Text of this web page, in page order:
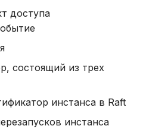
DROP TABLE
GRANT
доступа
состоящий из трех
инстанса в Raft
инстанса